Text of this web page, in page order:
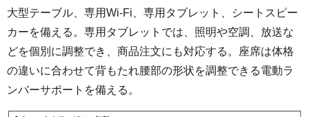
大型テーブル、専用Wi-Fi、専用タブレット、シートスピー
カーを備える。専用タブレットでは、照明や空調、放送な
どを個別に調整でき、商品注文にも対応する。座席は体格
の違いに合わせて背もたれ腰部の形状を調整できる電動ラ
ンバーサポートを備える。